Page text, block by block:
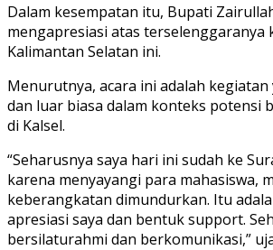
Dalam kesempatan itu, Bupati
mengapresiasi atas terselenggaranya
Kalimantan Selatan ini.
Menurutnya, acara ini adalah
dan luar biasa dalam konteks potensi
di Kalsel.
“Seharusnya saya hari ini sudah ke
karena menyayangi para mahasiswa,
keberangkatan dimundurkan. Itu
apresiasi saya dan bentuk support.
bersilaturahmi dan berkomunikasi,”